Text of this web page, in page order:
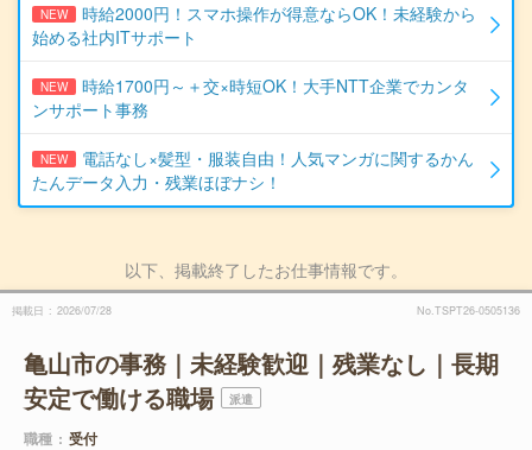
NEW
時給2000円！スマホ操作が得意ならOK！未経験から
始める社内ITサポート
NEW
時給1700円～＋交×時短OK！大手NTT企業でカンタ
ンサポート事務
NEW
電話なし×髪型・服装自由！人気マンガに関するかん
たんデータ入力・残業ほぼナシ！
以下、掲載終了したお仕事情報です。
掲載日 2026/07/28 No.TSPT26-0505136
亀山市の事務｜未経験歓迎｜残業なし｜長期
安定で働ける職場
派遣
職種
受付